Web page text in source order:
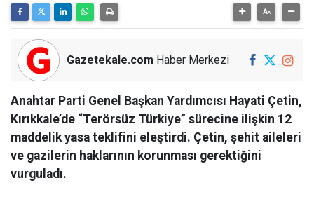
Gazetekale.com Haber Merkezi
Anahtar Parti Genel Başkan Yardımcısı Hayati Çetin,
Kırıkkale’de “Terörsüz Türkiye” sürecine ilişkin 12
maddelik yasa teklifini eleştirdi. Çetin, şehit aileleri
ve gazilerin haklarının korunması gerektiğini
vurguladı.